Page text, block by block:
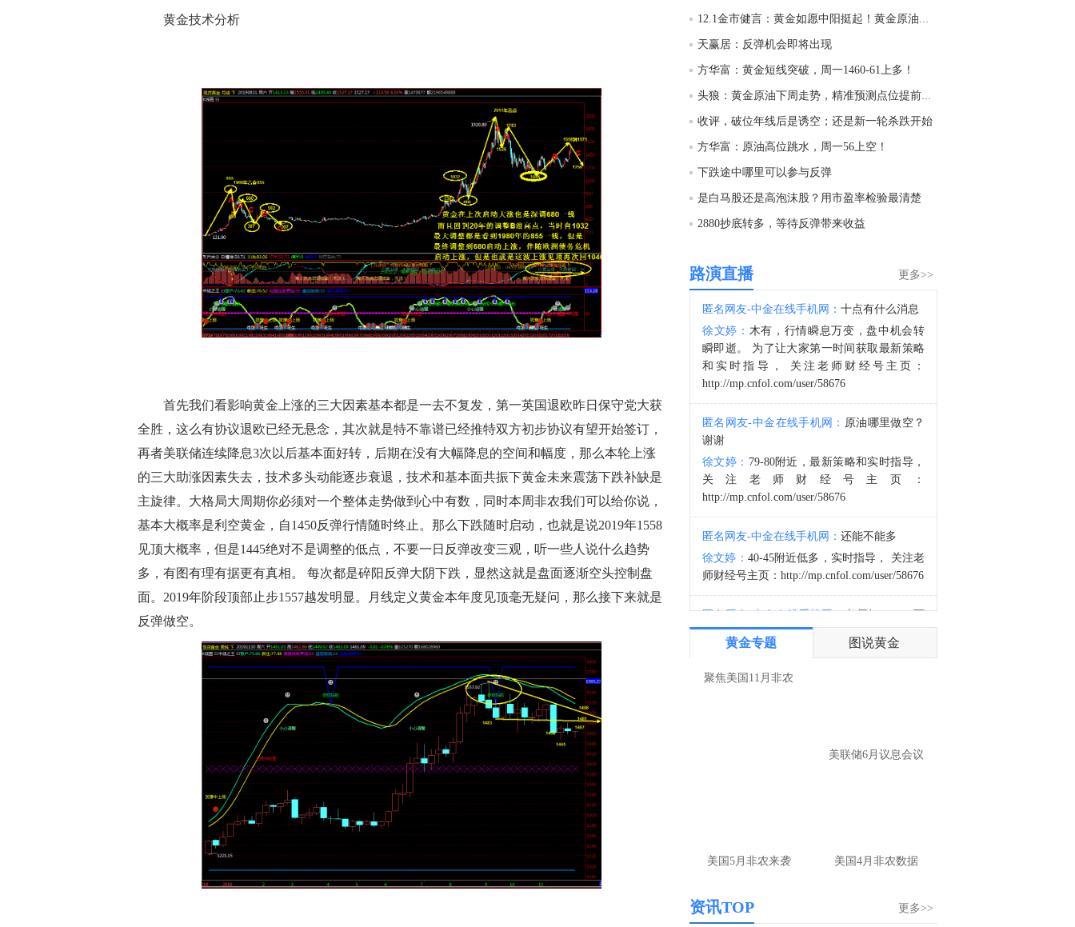
黄金技术分析
首先我们看影响黄金上涨的三大因素基本都是一去不复发，第一英国退欧昨日保守党大获
全胜，这么有协议退欧已经无悬念，其次就是特不靠谱已经推特双方初步协议有望开始签订，
再者美联储连续降息3次以后基本面好转，后期在没有大幅降息的空间和幅度，那么本轮上涨
的三大助涨因素失去，技术多头动能逐步衰退，技术和基本面共振下黄金未来震荡下跌补缺是
主旋律。大格局大周期你必须对一个整体走势做到心中有数，同时本周非农我们可以给你说，
基本大概率是利空黄金，自1450反弹行情随时终止。那么下跌随时启动，也就是说2019年1558
见顶大概率，但是1445绝对不是调整的低点，不要一日反弹改变三观，听一些人说什么趋势
多，有图有理有据更有真相。 每次都是碎阳反弹大阴下跌，显然这就是盘面逐渐空头控制盘
面。2019年阶段顶部止步1557越发明显。月线定义黄金本年度见顶毫无疑问，那么接下来就是
反弹做空。
03:04:13
美国财政部：在最新双周报告期内，投资基金买入527.74亿美元2031年7月31日到期的5年期美国国债，此前一个月为506.26亿美元。外国投资者买入66.23亿美元2031年7月31日到期的5年期美国国债，此前一个月为88.65亿美元。
03:04:01
美国财政部：在最新双周报告期内，投资基金买入543.91亿美元2028年7月31日到期的2年期美国国债，此前一个月为534.59亿美元。外国投资者买入65.10亿美元2028年7月31日到期的2年期美国国债，此前一个月为69.42亿美元。
12.1金市健言：黄金如愿中阳挺起！黄金原油英镑完美诠释！
天赢居：反弹机会即将出现
方华富：黄金短线突破，周一1460-61上多！
头狼：黄金原油下周走势，精准预测点位提前一览！
收评，破位年线后是诱空；还是新一轮杀跌开始
方华富：原油高位跳水，周一56上空！
下跌途中哪里可以参与反弹
是白马股还是高泡沫股？用市盈率检验最清楚
2880抄底转多，等待反弹带来收益
更多>>
路演直播
匿名网友-中金在线手机网： 十点有什么消息
徐文婷： 木有，行情瞬息万变，盘中机会转
瞬即逝。 为了让大家第一时间获取最新策略
和实时指导， 关注老师财经号主页：
http://mp.cnfol.com/user/58676
匿名网友-中金在线手机网： 原油哪里做空？
谢谢
徐文婷： 79-80附近，最新策略和实时指导，
关注老师财经号主页：
http://mp.cnfol.com/user/58676
匿名网友-中金在线手机网： 还能不能多
徐文婷： 40-45附近低多，实时指导， 关注老
师财经号主页：http://mp.cnfol.com/user/58676
匿名网友-中金在线手机网：老师好，4345可
以多吗？
让大家第一时间获取最新策略和实时指
匿名网友-中金在线手机网：
黄金多，看到什
徐文婷：
时指导， 关注老师财经号主页：
黄金专题 图说黄金
聚焦美国11月非农
美联储6月议息会议
美国5月非农来袭 美国4月非农数据
更多>>
资讯TOP